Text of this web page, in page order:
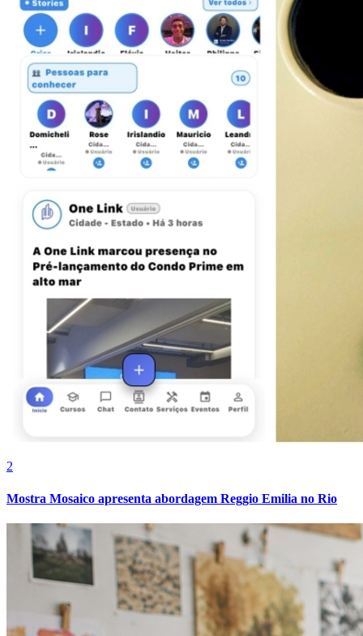
Botafogo
Grêmio
2
Mostra Mosaico apresenta abordagem Reggio Emilia no Rio